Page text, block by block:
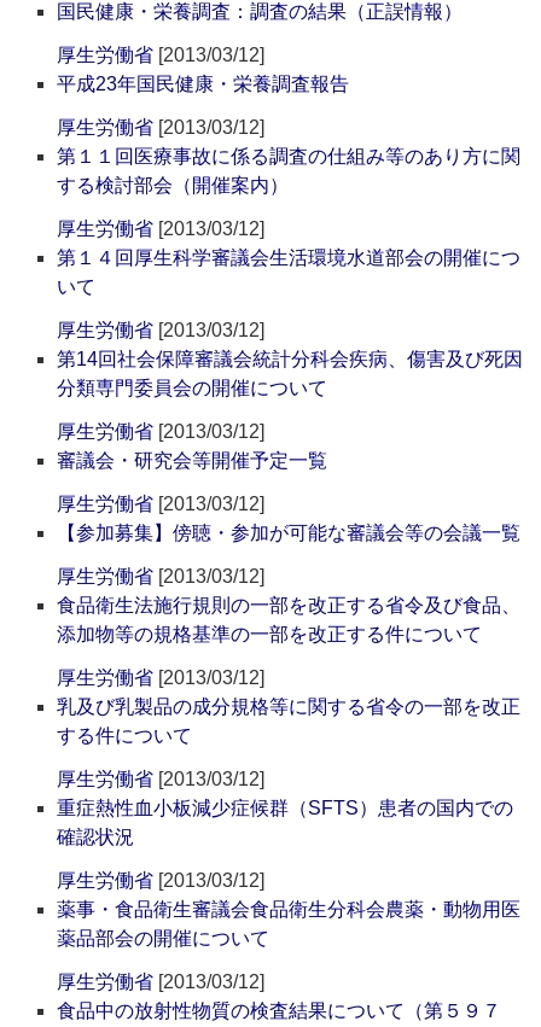
国民健康・栄養調査：調査の結果（正誤情報）
厚生労働省 [2013/03/12]
平成23年国民健康・栄養調査報告
厚生労働省 [2013/03/12]
第１１回医療事故に係る調査の仕組み等のあり方に関
する検討部会（開催案内）
厚生労働省 [2013/03/12]
第１４回厚生科学審議会生活環境水道部会の開催につ
いて
厚生労働省 [2013/03/12]
第14回社会保障審議会統計分科会疾病、傷害及び死因
分類専門委員会の開催について
厚生労働省 [2013/03/12]
審議会・研究会等開催予定一覧
厚生労働省 [2013/03/12]
【参加募集】傍聴・参加が可能な審議会等の会議一覧
厚生労働省 [2013/03/12]
食品衛生法施行規則の一部を改正する省令及び食品、
添加物等の規格基準の一部を改正する件について
厚生労働省 [2013/03/12]
乳及び乳製品の成分規格等に関する省令の一部を改正
する件について
厚生労働省 [2013/03/12]
重症熱性血小板減少症候群（SFTS）患者の国内での
確認状況
厚生労働省 [2013/03/12]
薬事・食品衛生審議会食品衛生分科会農薬・動物用医
薬品部会の開催について
厚生労働省 [2013/03/12]
食品中の放射性物質の検査結果について（第５９７